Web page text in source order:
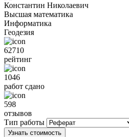
Константин Николаевич
Высшая математика
Информатика
Геодезия
62710
рейтинг
1046
работ сдано
598
отзывов
Тип работы
Узнать стоимость